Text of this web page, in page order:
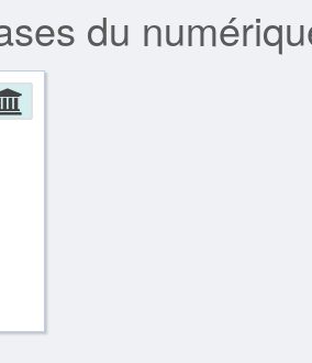
du
Administration